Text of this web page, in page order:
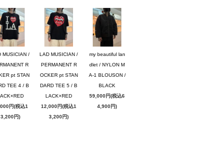
MUSICIAN /
R
pt STAN
TEE 4 / B
円(税込1
3,200円)
LAD MUSICIAN /
PERMANENT R
OCKER pt STAN
DARD TEE 5 / B
LACK×RED
12,000円(税込1
3,200円)
my beautiful lan
dlet / NYLON M
A-1 BLOUSON /
BLACK
59,000円(税込6
4,900円)